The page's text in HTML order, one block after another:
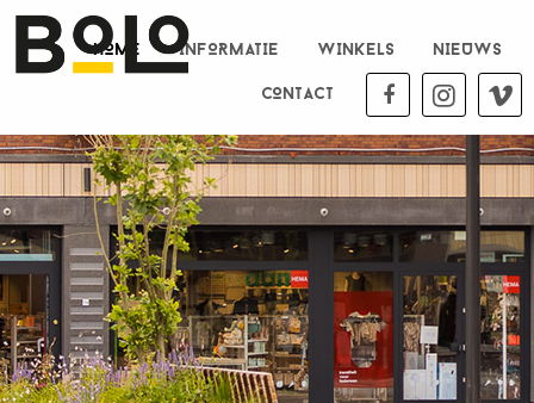
HOME INFORMATIE WINKELS NIEUWS
CONTACT